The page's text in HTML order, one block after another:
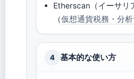
Etherscan（イーサリ
（仮想通貨税務・分
4 基本的な使い方